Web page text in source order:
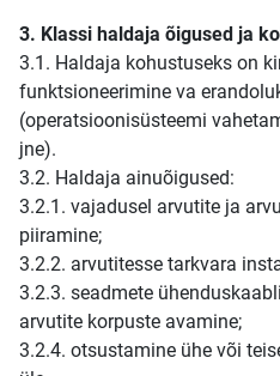
3. Klassi haldaja õigused ja
3.1. Haldaja kohustuseks on
funktsioneerimine va
(operatsioonisüsteemi
jne).
3.2. Haldaja ainuõigused:
3.2.1. vajadusel arvutite ja
piiramine;
3.2.2. arvutitesse tarkvara
3.2.3. seadmete
arvutite korpuste avamine;
3.2.4. otsustamine ühe või